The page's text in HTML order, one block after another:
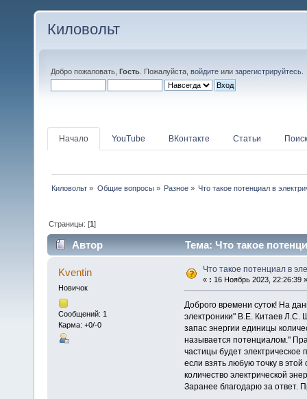
Киловольт
Добро пожаловать, Гость . Пожалуйста, войдите или зарегистрируйтесь
Начало YouTube ВКонтакте Статьи Поиск
Киловольт » Общие вопросы» Разное» Что такое потенциал в
Страницы: [1]
Автор Тема: Что такое
Kventin
Новичок
Сообщений: 1
Карма: +0/-0
Что такое потенциал в
« : 16 Ноябрь 2023, 22:26:39 »
Доброго времени суток! На
электроники" В.Е. Китаев Л.С.
запас энергии единицы
называется потенциалом."
частицы будет электрическое
если взять любую точку в
количество электрической
Заранее благодарю за ответ.